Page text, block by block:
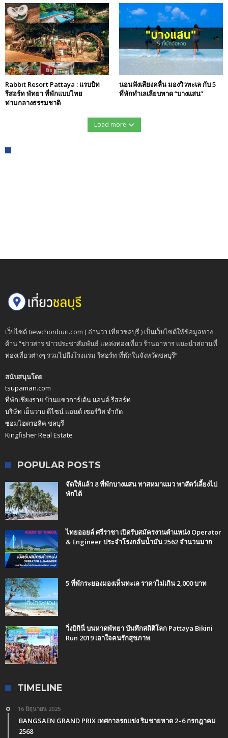
Rabbit Resort Pattaya : แรบบิท
รีสอร์ท พัทยา ที่พักแบบไทย
ท่ามกลางธรรมชาติ
นอนฟังเสียงคลื่น มองวิวทะเล กับ 5
ที่พักทำเลเลียบหาด “บางแสน”
Load more
เว็บไซต์ tiewchonburi.com ( อ่านว่า เที่ยวชลบุรี ) เป็นเว็บไซต์ให้ข้อมูลทาง
ด้าน “ข่าวสาร ข่าวประชาสัมพันธ์ แหล่งท่องเที่ยว ร้านอาหาร แนะนำสถานที่
ท่องเที่ยวต่างๆ รวมไปถึงโรงแรม รีสอร์ท ที่พักในจังหวัดชลบุรี”
สนับสนุนโดย
tsupaman.com
ที่พักเชียงราย บ้านแซวการ์เด้น แอนด์ รีสอร์ท
บริษัท เอ็นวาย ดีไซน์ แอนด์ เซอร์วิส จำกัด
ซ่อมไฮดรอลิค ชลบุรี
Kingfisher Real Estate
POPULAR POSTS
จัดให้แล้ว 8 ที่พักบางแสน ทาสหมาแมว พาสัตว์เลี้ยงไป
พักได้
ไทยออยล์ ศรีราชา เปิดรับสมัครงานตำแหน่ง Operator
& Engineer ประจำโรงกลั่นน้ำมัน 2562 จำนวนมาก
5 ที่พักระยองมองเห็นทะเล ราคาไม่เกิน 2,000 บาท
วิ่งบิกินี่ บนหาดพัทยา บันทึกสถิติโลก Pattaya Bikini
Run 2019 เอาใจคนรักสุขภาพ
TIMELINE
16 มิถุนายน 2025
BANGSAEN GRAND PRIX เทศกาลรถแข่ง ริมชายหาด 2–6 กรกฎาคม
2568